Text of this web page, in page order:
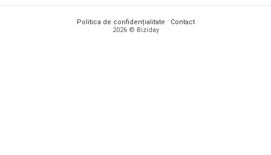
Politica de confidențialitate · Contact
2026 © Biziday